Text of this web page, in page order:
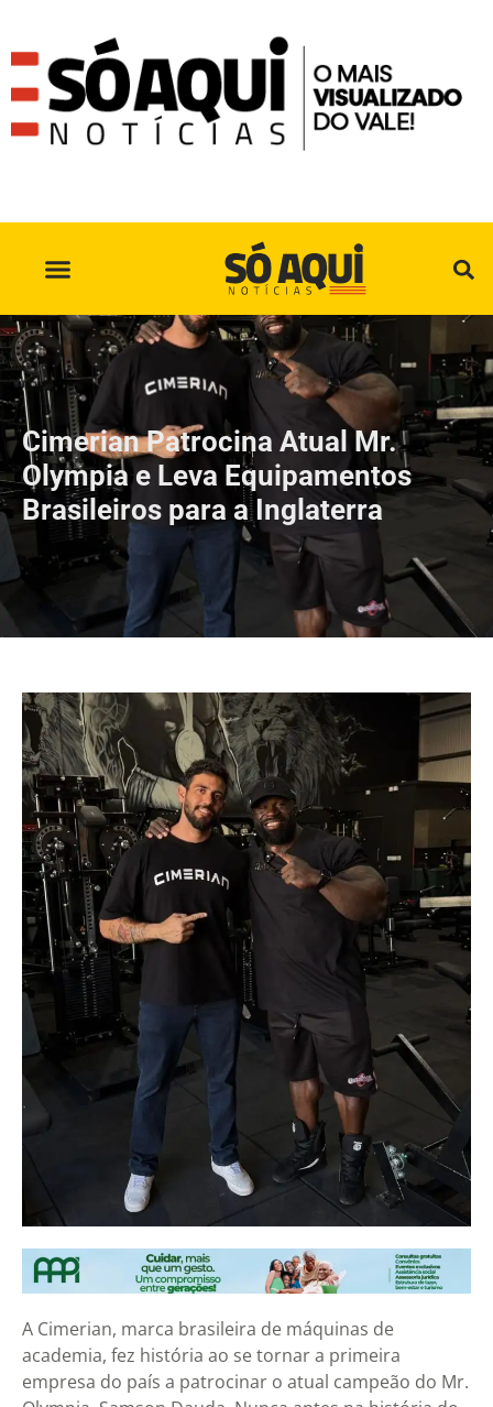
Cimerian Patrocina Atual Mr.
Olympia e Leva Equipamentos
Brasileiros para a Inglaterra
A Cimerian, marca brasileira de máquinas de
academia, fez história ao se tornar a primeira
empresa do país a patrocinar o atual campeão do Mr.